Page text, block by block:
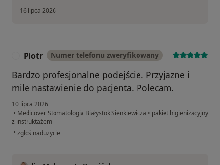
16 lipca 2026
Piotr Numer telefonu zweryfikowany
Bardzo profesjonalne podejście. Przyjazne i
mile nastawienie do pacjenta. Polecam.
10 lipca 2026
• Medicover Stomatologia Białystok Sienkiewicza • pakiet higienizacyjny
z instruktażem
• w opinii użytkownika Piotr
zgłoś nadużycie